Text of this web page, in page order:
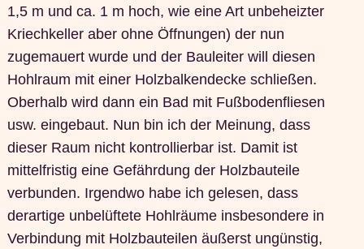
1,5 m und ca. 1 m hoch, wie eine Art unbeheizter
Kriechkeller aber ohne Öffnungen) der nun
zugemauert wurde und der Bauleiter will diesen
Hohlraum mit einer Holzbalkendecke schließen.
Oberhalb wird dann ein Bad mit Fußbodenfliesen
usw. eingebaut. Nun bin ich der Meinung, dass
dieser Raum nicht kontrollierbar ist. Damit ist
mittelfristig eine Gefährdung der Holzbauteile
verbunden. Irgendwo habe ich gelesen, dass
derartige unbelüftete Hohlräume insbesondere in
Verbindung mit Holzbauteilen äußerst ungünstig,